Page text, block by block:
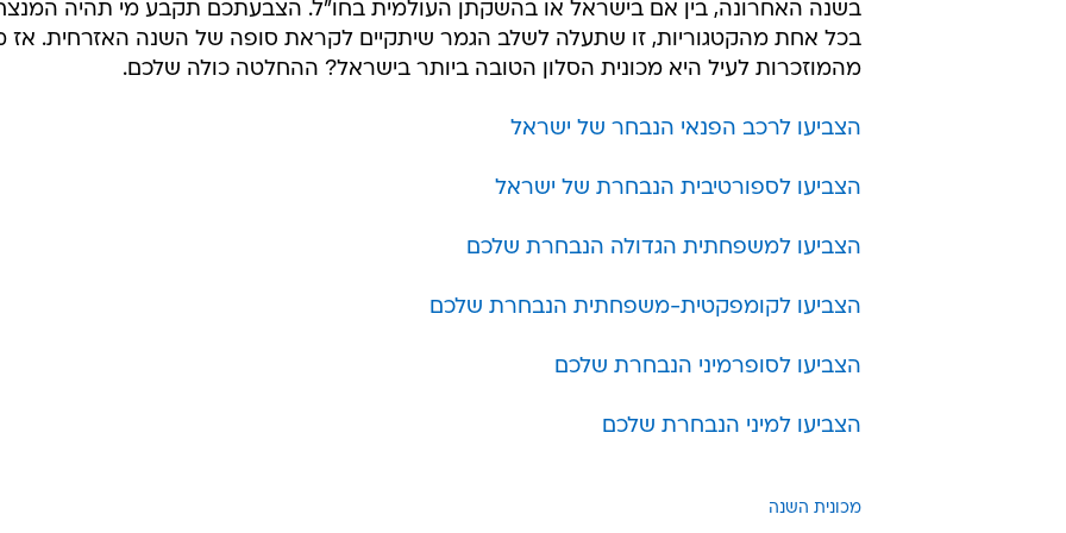
בשנה האחרונה, בין אם בישראל או בהשקתן העולמית בחו"ל. הצבעתכם תקבע מי תהיה
בכל אחת מהקטגוריות, זו שתעלה לשלב הגמר שיתקיים לקראת סופה של השנה האזרחית. אז
מהמוזכרות לעיל היא מכונית הסלון הטובה ביותר בישראל? ההחלטה כולה שלכם.
הצביעו לרכב הפנאי הנבחר של ישראל
הצביעו לספורטיבית הנבחרת של ישראל
הצביעו למשפחתית הגדולה הנבחרת שלכם
הצביעו לקומפקטית-משפחתית הנבחרת שלכם
הצביעו לסופרמיני הנבחרת שלכם
הצביעו למיני הנבחרת שלכם
מכונית השנה